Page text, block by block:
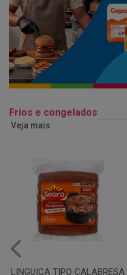
Frios e congelados
Veja mais
LINGUIÇA DE FRANGO